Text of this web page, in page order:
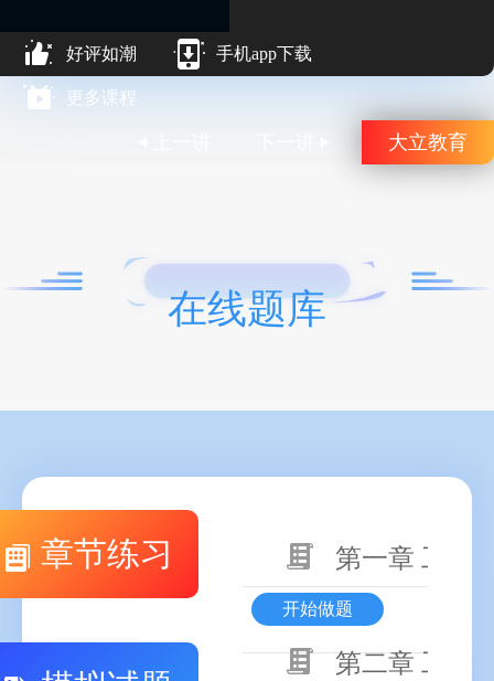
好评如潮 手机app下载
更多课程
大立教育
在线题库
章节练习 第一章 工程
开始做题
第二章 工程